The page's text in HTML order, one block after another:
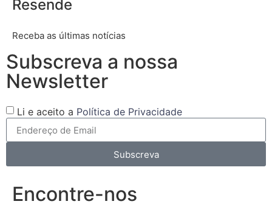
Resende
Receba as últimas notícias
Subscreva a nossa
Newsletter
Li e aceito a Política de Privacidade
Subscreva
Encontre-nos